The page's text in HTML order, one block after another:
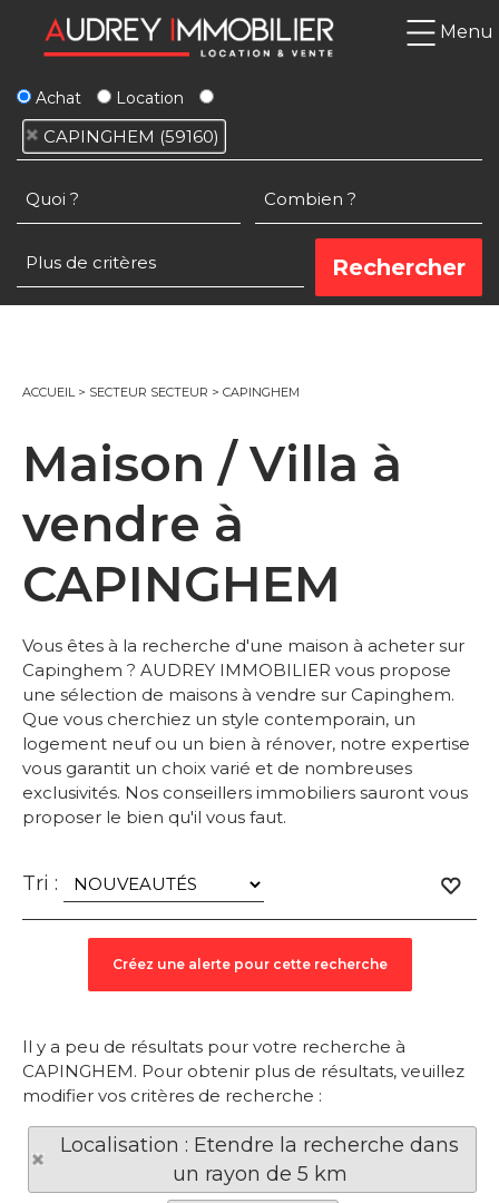
Menu
Achat Location
CAPINGHEM (59160)
ACCUEIL> SECTEUR SECTEUR > CAPINGHEM
Maison / Villa à
vendre à
CAPINGHEM
Vous êtes à la recherche d'une maison à acheter sur
Capinghem ? AUDREY IMMOBILIER vous propose
une sélection de maisons à vendre sur Capinghem.
Que vous cherchiez un style contemporain, un
logement neuf ou un bien à rénover, notre expertise
vous garantit un choix varié et de nombreuses
exclusivités. Nos conseillers immobiliers sauront vous
proposer le bien qu'il vous faut.
Tri :
Il y a peu de résultats pour votre recherche à
CAPINGHEM. Pour obtenir plus de résultats, veuillez
modifier vos critères de recherche :
Localisation : Etendre la recherche dans
un rayon de 5 km